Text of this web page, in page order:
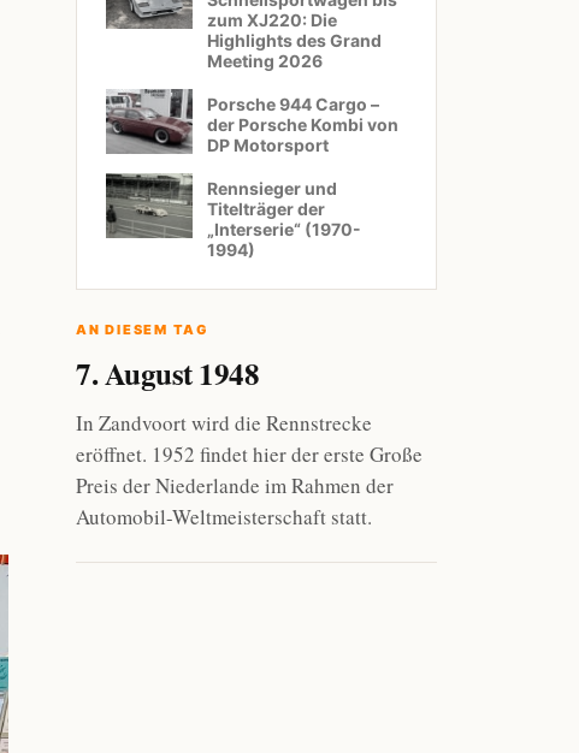
zum XJ220: Die
Highlights des Grand
Meeting 2026
Porsche 944 Cargo –
der Porsche Kombi von
DP Motorsport
Rennsieger und
Titelträger der
„Interserie“ (1970-
1994)
AN DIESEM TAG
7. August 1948
In Zandvoort wird die Rennstrecke
eröffnet. 1952 findet hier der erste Große
Preis der Niederlande im Rahmen der
Automobil-Weltmeisterschaft statt.